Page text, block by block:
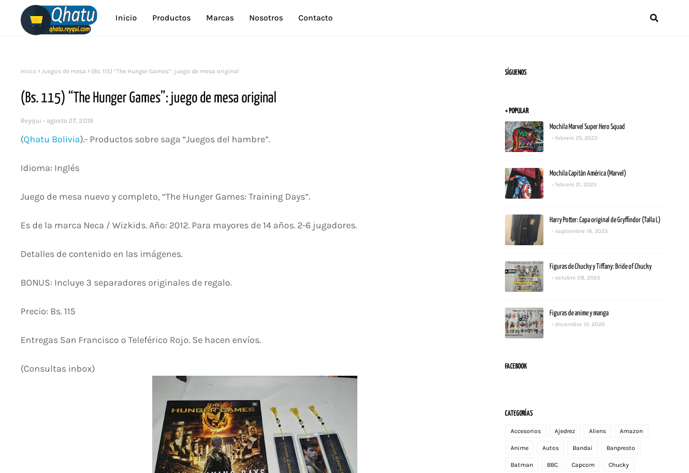
Inicio Productos Marcas Nosotros Contacto
Inicio Juegos de mesa (Bs. 115) “The Hunger Games”: juego de mesa original
(Bs. 115) “The Hunger Games”: juego de mesa original
Reyqui agosto 27, 2019
(Qhatu Bolivia).- Productos sobre saga “Juegos del hambre”.
Idioma: Inglés
Juego de mesa nuevo y completo, “The Hunger Games: Training Days”.
Es de la marca Neca / Wizkids. Año: 2012. Para mayores de 14 años. 2-6 jugadores.
Detalles de contenido en las imágenes.
BONUS: Incluye 3 separadores originales de regalo.
Precio: Bs. 115
Entregas San Francisco o Teleférico Rojo. Se hacen envíos.
(Consultas inbox)
SÍGUENOS
+ POPULAR
Mochila Marvel Super Hero Squad
febrero 25, 2023
Mochila Capitán América (Marvel)
febrero 21, 2023
Harry Potter: Capa original de Gryffindor (Talla L)
septiembre 18, 2023
Figuras de Chucky y Tiffany: Bride of Chucky
octubre 08, 2023
Figuras de anime y manga
diciembre 10, 2020
FACEBOOK
CATEGORÍAS
Accesorios Ajedrez Aliens Amazon
Anime Autos Bandai Banpresto
Batman BBC Capcom Chucky